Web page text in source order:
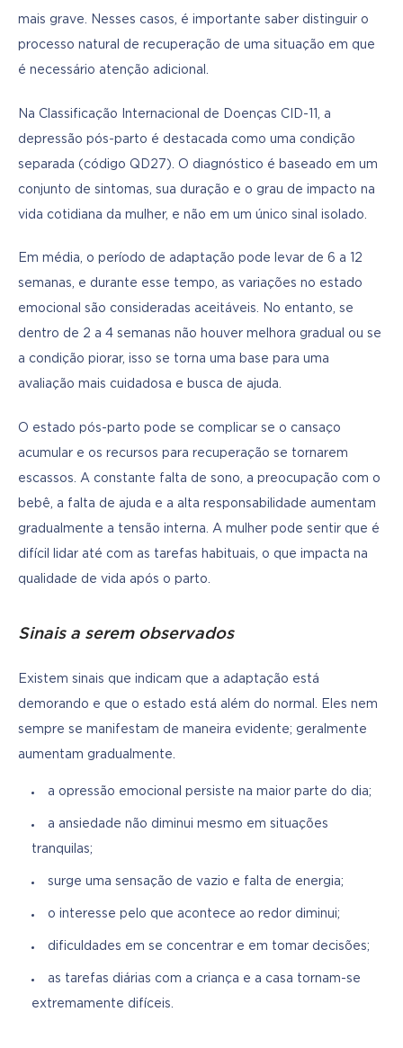
mais grave. Nesses casos, é importante saber distinguir o
processo natural de recuperação de uma situação em que
é necessário atenção adicional.
Na Classificação Internacional de Doenças CID-11, a
depressão pós-parto é destacada como uma condição
separada (código QD27). O diagnóstico é baseado em um
conjunto de sintomas, sua duração e o grau de impacto na
vida cotidiana da mulher, e não em um único sinal isolado.
Em média, o período de adaptação pode levar de 6 a 12
semanas, e durante esse tempo, as variações no estado
emocional são consideradas aceitáveis. No entanto, se
dentro de 2 a 4 semanas não houver melhora gradual ou se
a condição piorar, isso se torna uma base para uma
avaliação mais cuidadosa e busca de ajuda.
O estado pós-parto pode se complicar se o cansaço
acumular e os recursos para recuperação se tornarem
escassos. A constante falta de sono, a preocupação com o
bebê, a falta de ajuda e a alta responsabilidade aumentam
gradualmente a tensão interna. A mulher pode sentir que é
difícil lidar até com as tarefas habituais, o que impacta na
qualidade de vida após o parto.
Sinais a serem observados
Existem sinais que indicam que a adaptação está
demorando e que o estado está além do normal. Eles nem
sempre se manifestam de maneira evidente; geralmente
aumentam gradualmente.
a opressão emocional persiste na maior parte do dia;
a ansiedade não diminui mesmo em situações
tranquilas;
surge uma sensação de vazio e falta de energia;
o interesse pelo que acontece ao redor diminui;
dificuldades em se concentrar e em tomar decisões;
as tarefas diárias com a criança e a casa tornam-se
extremamente difíceis.